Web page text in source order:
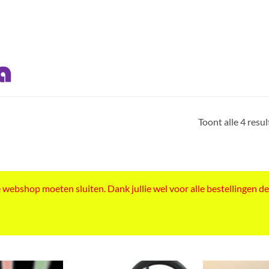
Toont alle 4
moeten sluiten. Dank jullie wel voor alle bestellingen